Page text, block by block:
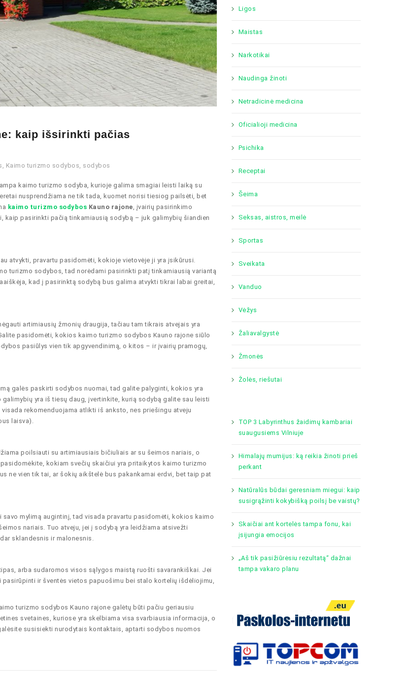
kaip išsirinkti pačias
, Kaimo turizmo sodybos, sodybos
kaimo turizmo sodyba, kurioje galima smagiai leisti laiką su
nusprendžiama ne tik tada, kuomet norisi tiesiog pailsėti, bet
kaimo turizmo sodybos Kauno rajone, įvairių pasirinkimo
kaip pasirinkti pačią tinkamiausią sodybą – juk galimybių šiandien
atvykti, pravartu pasidomėti, kokioje vietovėje ji yra įsikūrusi.
turizmo sodybos, tad norėdami pasirinkti patį tinkamiausią variantą
kad į pasirinktą sodybą bus galima atvykti tikrai labai greitai,
artimiausių žmonių draugija, tačiau tam tikrais atvejais yra
pasidomėti, kokios kaimo turizmo sodybos Kauno rajone siūlo
pasiūlys vien tik apgyvendinimą, o kitos – ir įvairių pramogų,
galės paskirti sodybos nuomai, tad galite palyginti, kokios yra
yra iš tiesų daug, įvertinkite, kurią sodybą galite sau leisti
rekomenduojama atlikti iš anksto, nes priešingu atveju
laisva).
poilsiauti su artimiausiais bičiuliais ar su šeimos nariais, o
kokiam svečių skaičiui yra pritaikytos kaimo turizmo
ne vien tik tai, ar šokių aikštelė bus pakankamai erdvi, bet taip pat
mylimą augintinį, tad visada pravartu pasidomėti, kokios kaimo
nariais. Tuo atveju, jei į sodybą yra leidžiama atsivežti
sklandesnis ir malonesnis.
arba sudaromos visos sąlygos maistą ruošti savarankiškai. Jei
ir šventės vietos papuošimu bei stalo kortelių išdėliojimu,
turizmo sodybos Kauno rajone galėtų būti pačiu geriausiu
svetaines, kuriose yra skelbiama visa svarbiausia informacija, o
susisiekti nurodytais kontaktais, aptarti sodybos nuomos
Ligos
Maistas
Narkotikai
Naudinga žinoti
Netradicinė medicina
Oficialioji medicina
Psichika
Receptai
Šeima
Seksas, aistros, meilė
Sportas
Sveikata
Vanduo
Vėžys
Žaliavalgystė
Žmonės
Žolės, riešutai
TOP 3 Labyrinthus žaidimų kambariai
suaugusiems Vilniuje
Himalajų mumijus: ką reikia žinoti prieš
perkant
Natūralūs būdai geresniam miegui: kaip
susigrąžinti kokybišką poilsį be vaistų?
Skaičiai ant kortelės tampa fonu, kai
įsijungia emocijos
„Aš tik pasižiūrėsiu rezultatą“ dažnai
tampa vakaro planu